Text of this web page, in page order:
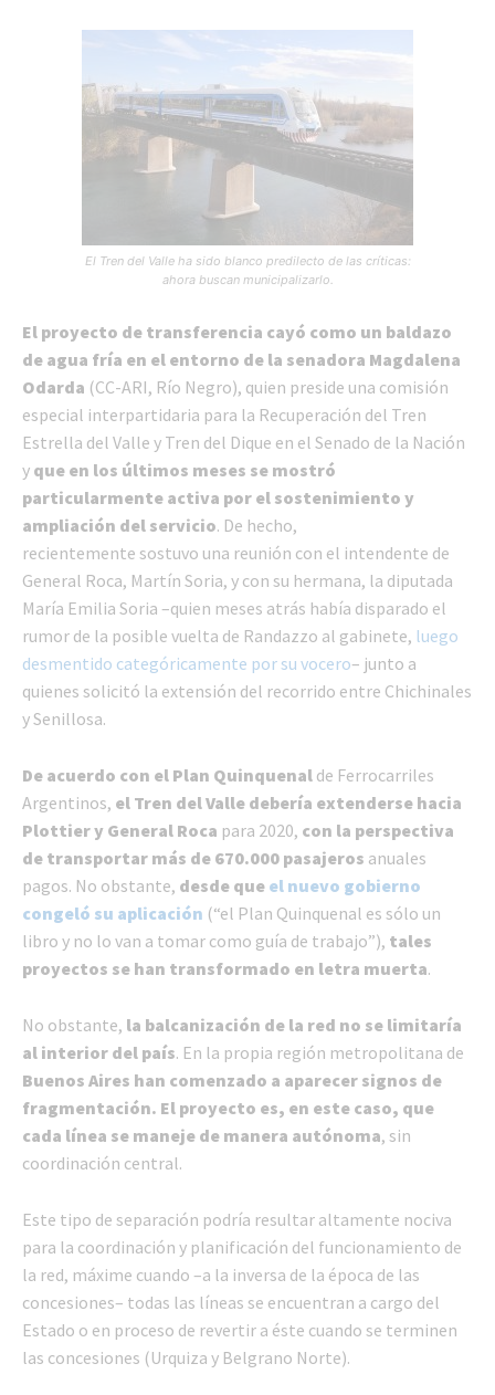
El Tren del Valle ha sido blanco predilecto de las críticas:
ahora buscan municipalizarlo.
El proyecto de transferencia cayó como un baldazo
de agua fría en el entorno de la senadora Magdalena
Odarda (CC-ARI, Río Negro), quien preside una comisión
especial interpartidaria para la Recuperación del Tren
Estrella del Valle y Tren del Dique en el Senado de la Nación
y que en los últimos meses se mostró
particularmente activa por el sostenimiento y
ampliación del servicio. De hecho,
recientemente sostuvo una reunión con el intendente de
General Roca, Martín Soria, y con su hermana, la diputada
María Emilia Soria –quien meses atrás había disparado el
rumor de la posible vuelta de Randazzo al gabinete, luego
desmentido categóricamente por su vocero– junto a
quienes solicitó la extensión del recorrido entre Chichinales
y Senillosa.
De acuerdo con el Plan Quinquenal de Ferrocarriles
Argentinos, el Tren del Valle debería extenderse hacia
Plottier y General Roca para 2020, con la perspectiva
de transportar más de 670.000 pasajeros anuales
pagos. No obstante, desde que el nuevo gobierno
congeló su aplicación (“el Plan Quinquenal es sólo un
libro y no lo van a tomar como guía de trabajo”), tales
proyectos se han transformado en letra muerta.
No obstante, la balcanización de la red no se limitaría
al interior del país. En la propia región metropolitana de
Buenos Aires han comenzado a aparecer signos de
fragmentación. El proyecto es, en este caso, que
cada línea se maneje de manera autónoma, sin
coordinación central.
Este tipo de separación podría resultar altamente nociva
para la coordinación y planificación del funcionamiento de
la red, máxime cuando –a la inversa de la época de las
concesiones– todas las líneas se encuentran a cargo del
Estado o en proceso de revertir a éste cuando se terminen
las concesiones (Urquiza y Belgrano Norte).